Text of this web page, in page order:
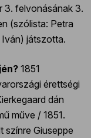
3. felvonásának 3.
(szólista: Petra
Iván) játszotta.
1851
érettségi
dán
műve / 1851.
színre Giuseppe